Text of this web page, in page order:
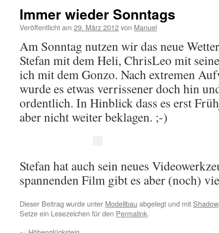
Immer wieder Sonntags
Veröffentlicht am 29. März 2012von Manuel
Am Sonntag nutzen wir das neue
Stefan mit dem Heli, ChrisLeo mit
ich mit dem Gonzo. Nach extremen
wurde es etwas verrissener doch hin
ordentlich. In Hinblick dass es erst
aber nicht weiter beklagen. ;-)
Stefan hat auch sein neues
spannenden Film gibt es aber (noch)
Dieser Beitrag wurde unter Modellbau abgelegt und mit Shadow
Setze ein Lesezeichen für den Permalink.